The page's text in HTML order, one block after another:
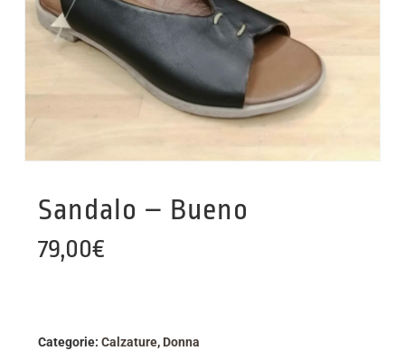
Sandalo – Bueno
79,00€
Categorie: Calzature, Donna